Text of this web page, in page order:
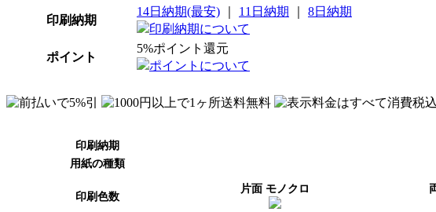
印刷納期
14日納期(最安) 11日納期
8日納期
印刷納期について
ポイント
5%ポイント還元
ポイントについて